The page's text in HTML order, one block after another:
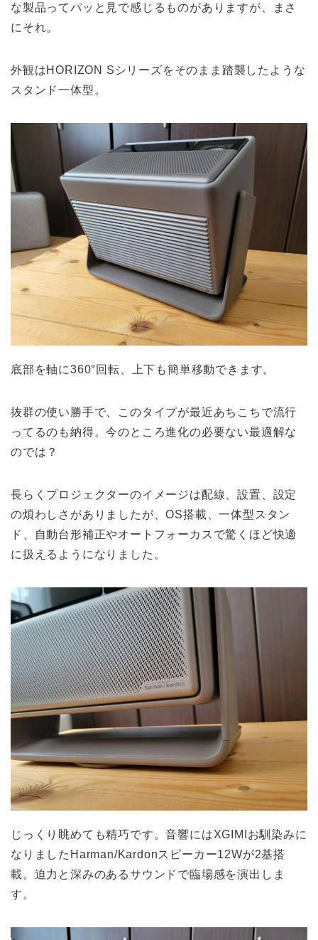
な製品ってパッと見で感じるものがありますが、まさ
にそれ。
外観はHORIZON Sシリーズをそのまま踏襲したような
スタンド一体型。
底部を軸に360°回転、上下も簡単移動できます。
抜群の使い勝手で、このタイプが最近あちこちで流行
ってるのも納得。今のところ進化の必要ない最適解な
のでは？
長らくプロジェクターのイメージは配線、設置、設定
の煩わしさがありましたが、OS搭載、一体型スタン
ド、自動台形補正やオートフォーカスで驚くほど快適
に扱えるようになりました。
じっくり眺めても精巧です。音響にはXGIMIお馴染みに
なりましたHarman/Kardonスピーカー12Wが2基搭
載。迫力と深みのあるサウンドで臨場感を演出しま
す。